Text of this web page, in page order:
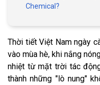
Chemical?
Thời tiết Việt Nam ngày
vào mùa hè, khi nắng
nhiệt từ mặt trời tác
thành những "lò nung"